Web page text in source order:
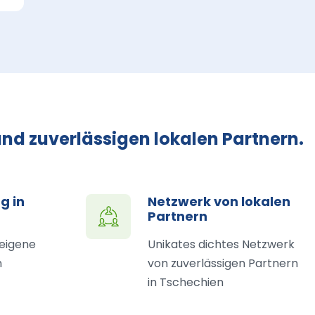
zuverlässigen lokalen Partnern.
in
Netzwerk von lokalen
Partnern
Unikates dichtes Netzwerk
von zuverlässigen Partnern
in Tschechien